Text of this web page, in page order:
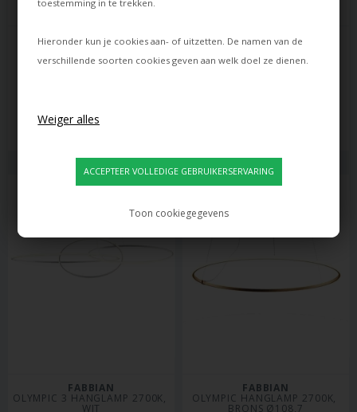
toestemming in te trekken.
Hieronder kun je cookies aan- of uitzetten. De namen van de
verschillende soorten cookies geven aan welk doel ze dienen.
Toon cookiegegevens
FABBIAN
BIJOU WANDLAMP, CHROOM
Levertijd: ca. 21 dagen
FABBIAN
FABBIAN
OLYMPIC 3 HANGLAMP 2700K,
WIT
FABBIAN
OLYMPIC HANGLAMP 2700K,
BRONS Ø108,7